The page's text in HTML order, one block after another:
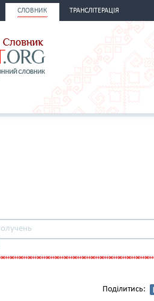
СЛОВНИК ТРАНСЛІТЕРАЦІЯ
Поділитись: